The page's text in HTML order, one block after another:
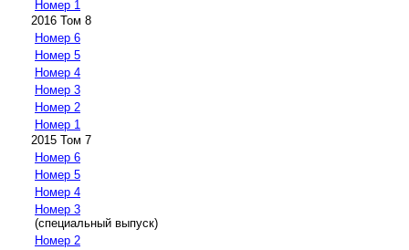
Номер 1
2016 Том 8
Номер 6
Номер 5
Номер 4
Номер 3
Номер 2
Номер 1
2015 Том 7
Номер 6
Номер 5
Номер 4
Номер 3
(специальный выпуск)
Номер 2